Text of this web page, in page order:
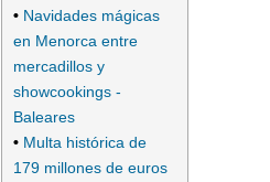
• Navidades mágicas
en Menorca entre
mercadillos y
showcookings -
Baleares
• Multa histórica de
179 millones de euros